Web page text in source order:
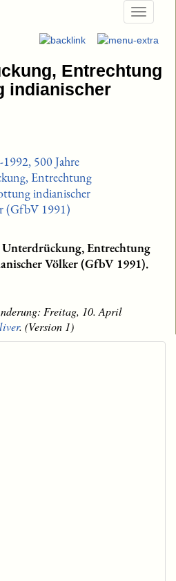
Entrechtung
indianischer
Unterdrückung, Entrechtung
Völker (GfbV 1991).
Freitag, 10. April
. (Version 1)